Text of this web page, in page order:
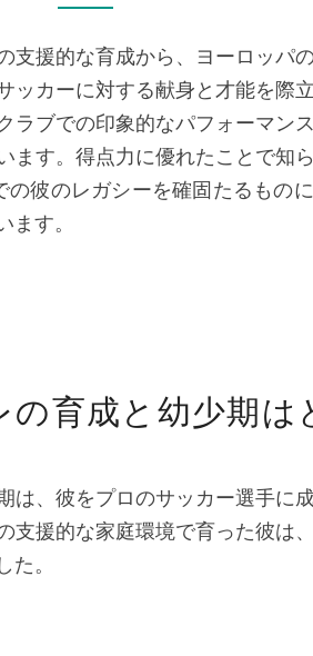
ビ
レ：
育
成、
キ
業
支援的な育成から、ヨーロッパ
ッカーに対する献身と才能を際
ラブでの印象的なパフォーマン
ます。得点力に優れたことで知
彼のレガシーを確固たるもの
す。
育成と幼少期は
は、彼をプロのサッカー選手に
支援的な家庭環境で育った彼は
。